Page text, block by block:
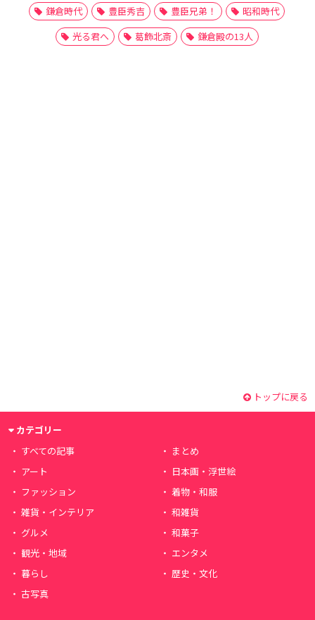
鎌倉時代
豊臣秀吉 豊臣兄弟！
昭和時代
光る君へ
葛飾北斎 鎌倉殿の13人
トップに戻る
カテゴリー
すべての記事
まとめ
アート
日本画・浮世絵
ファッション
着物・和服
雑貨・インテリア
和雑貨
グルメ
和菓子
観光・地域
エンタメ
暮らし
歴史・文化
古写真